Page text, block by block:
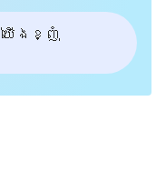
ម្បីតែពាក្យ
ព្រះហឫទ័យ
ចសរសេរ
សេរវានោះ
ើងខ្ញុំ